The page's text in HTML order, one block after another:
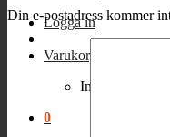
Logga in
Varukorg /
Inga produkter
0
Din e-postadress kommer